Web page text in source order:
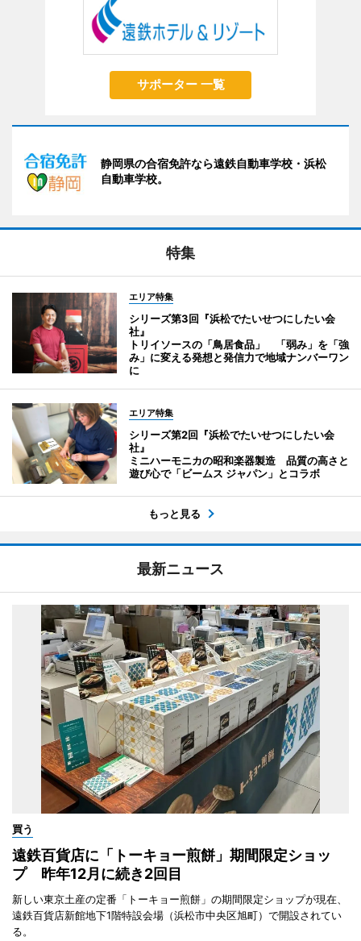
サポーター 一覧
静岡県の合宿免許なら遠鉄自動車学校・浜松
自動車学校。
特集
エリア特集
シリーズ第3回『浜松でたいせつにしたい会
社』
トリイソースの「鳥居食品」 「弱み」を「強
み」に変える発想と発信力で地域ナンバーワン
に
エリア特集
シリーズ第2回『浜松でたいせつにしたい会
社』
ミニハーモニカの昭和楽器製造 品質の高さと
遊び心で「ビームス ジャパン」とコラボ
もっと見る
最新ニュース
買う
遠鉄百貨店に「トーキョー煎餅」期間限定ショッ
プ 昨年12月に続き2回目
新しい東京土産の定番「トーキョー煎餅」の期間限定ショップが現在、
遠鉄百貨店新館地下1階特設会場（浜松市中央区旭町）で開設されてい
る。